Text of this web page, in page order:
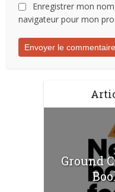
Enregistrer mon
navigateur pour mon
Ground